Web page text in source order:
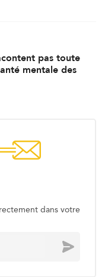
pas toute
mentale des
dans votre
Envoyer